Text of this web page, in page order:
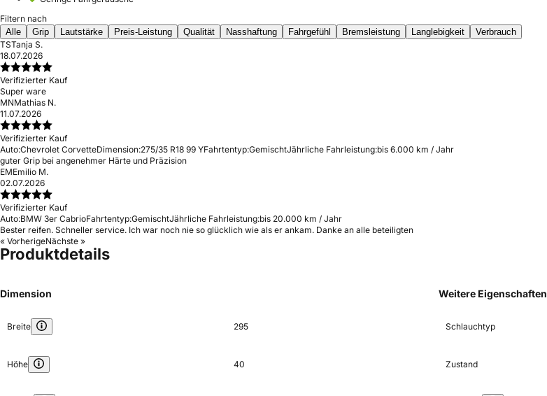
Filtern nach
Alle
Grip Lautstärke Preis-Leistung Qualität Nasshaftung Fahrgefühl Bremsleistung Langlebigkeit
Verbrauch
TSTanja S.
18.07.2026
Verifizierter Kauf
Super ware
MNMathias N.
11.07.2026
Verifizierter Kauf
Auto:Chevrolet CorvetteDimension:275/35 R18 99 YFahrtentyp:GemischtJährliche Fahrleistung:bis 6.000 km / Jahr
guter Grip bei angenehmer Härte und Präzision
EMEmilio M.
02.07.2026
Verifizierter Kauf
Auto:BMW 3er CabrioFahrtentyp:GemischtJährliche Fahrleistung:bis 20.000 km / Jahr
Bester reifen. Schneller service. Ich war noch nie so glücklich wie als er ankam. Danke an alle beteiligten
« VorherigeNächste »
Produktdetails
Dimension
Breite 295
Höhe 40
Weitere Eigenschaften
Schlauchtyp
Zustand